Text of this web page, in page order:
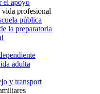
el apoyo
profesional
pública
la preparatoria
adulta
y transport